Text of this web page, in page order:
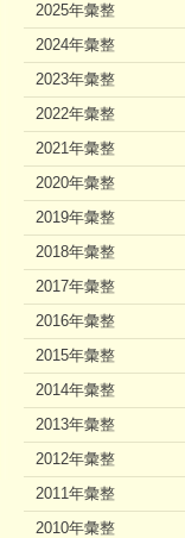
2025年彙整
2024年彙整
2023年彙整
2022年彙整
2021年彙整
2020年彙整
2019年彙整
2018年彙整
2017年彙整
2016年彙整
2015年彙整
2014年彙整
2013年彙整
2012年彙整
2011年彙整
2010年彙整